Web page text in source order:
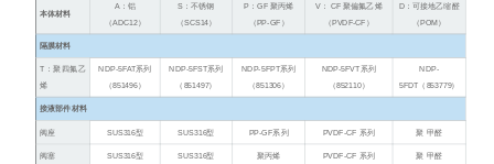
本体材料
A：铝
（ADC12）
S：不锈钢
（SCS14）
P：GF 聚丙烯
（PP-GF）
V： CF 聚偏氟乙烯
（PVDF-CF ）
D：可接地乙缩醛
（POM）
隔膜材料
T：聚四氟乙
烯
NDP-5FAT系列
（851496）
NDP-5FST系列
（851497）
NDP-5FPT系列
（851306）
NDP-5FVT 系列
（852110）
NDP-
5FDT （853779）
接液部件材料
阀座 SUS316型 SUS316型 PP-GF系列 PVDF-CF 系列 聚 甲醛
阀塞 SUS316型 SUS316型 聚丙烯 PVDF-CF 系列 聚 甲醛